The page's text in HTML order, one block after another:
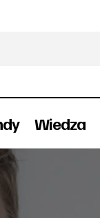
Wiedza
Marketingu